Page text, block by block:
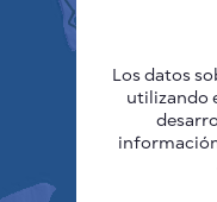
Los datos
utilizando